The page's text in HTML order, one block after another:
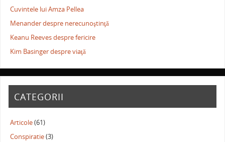
Cuvintele lui Amza Pellea
Menander despre nerecunoştinţă
Keanu Reeves despre fericire
Kim Basinger despre viaţă
CATEGORII
Articole(61)
Conspiratie(3)